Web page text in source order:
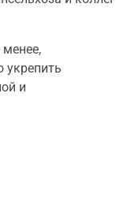
укрепить
и